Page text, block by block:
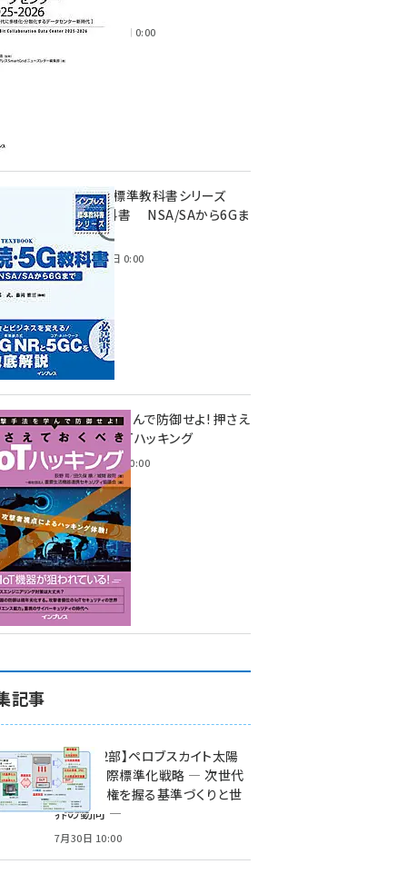
2025年11月28日 0:00
インプレス標準教科書シリーズ
続・5G教科書 NSA/SAから6Gま
2023年4月3日 0:00
攻撃手法を学んで防御せよ! 押さえ
ておくべきIoTハッキング
2022年6月14日 0:00
記事
特集【第2部】ペロブスカイト太陽
電池の国際標準化戦略 ― 次世代
市場の覇権を握る基準づくりと世
界の動向 ―
7月30日 10:00